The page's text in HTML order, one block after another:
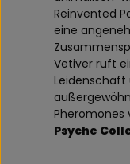
Reinvented
eine
Vetiver ruft
Pheromones
Psyche